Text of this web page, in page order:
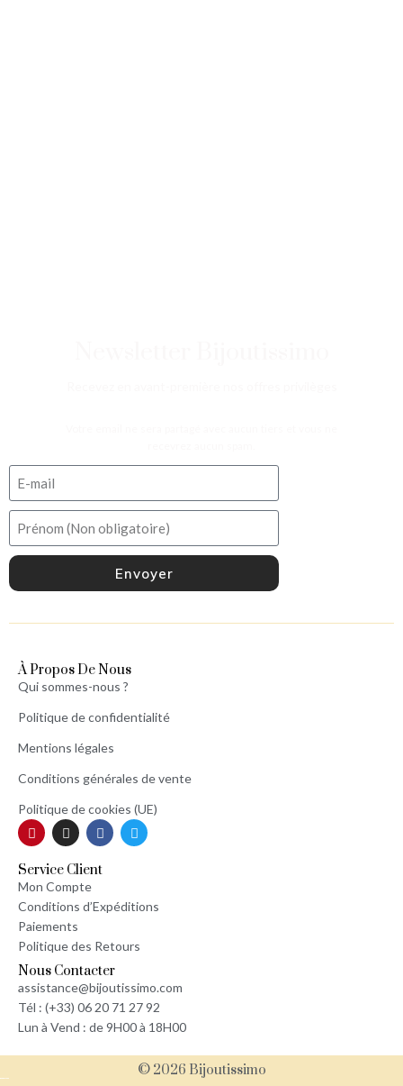
Envoyer
À Propos De Nous
Qui sommes-nous ?
Politique de confidentialité
Mentions légales
Conditions générales de vente
Politique de cookies (UE)
Service Client
Mon Compte
Conditions d’Expéditions
Paiements
Politique des Retours
Nous Contacter
assistance@bijoutissimo.com
Tél : (+33) 06 20 71 27 92
Lun à Vend : de 9H00 à 18H00
© 2026 Bijoutissimo